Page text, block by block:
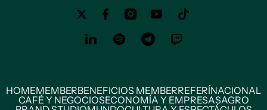
HOMEMEMBERBENEFICIOS MEMBERREFERÍNACIONAL
CAFÉ Y NEGOCIOSECONOMÍA Y EMPRESASAGRO